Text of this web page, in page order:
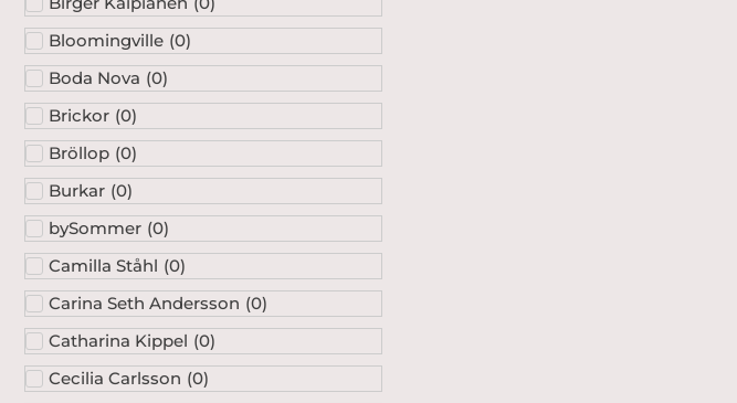
Bloomingville (0)
Boda Nova (0)
Brickor (0)
Bröllop (0)
Burkar (0)
bySommer (0)
Camilla Ståhl (0)
Carina Seth Andersson (0)
Catharina Kippel (0)
Cecilia Carlsson (0)